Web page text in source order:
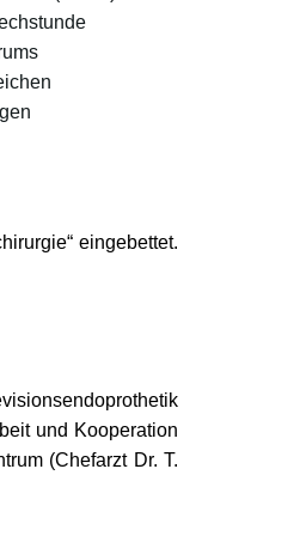
eingebettet.
und Kooperation
(Chefarzt Dr. T.